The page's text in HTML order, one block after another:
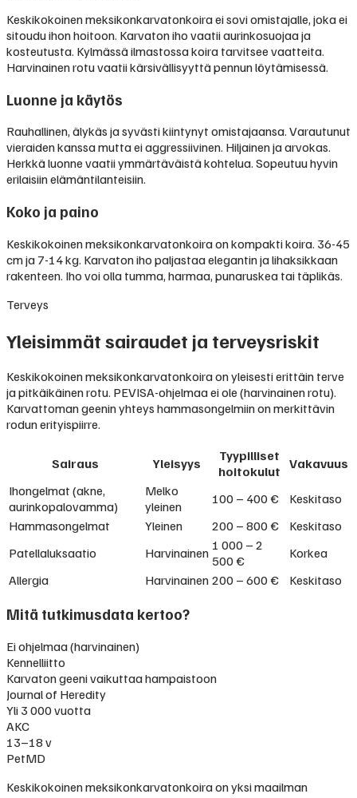
Keskikokoinen meksikonkarvatonkoira ei sovi omistajalle, joka ei
sitoudu ihon hoitoon. Karvaton iho vaatii aurinkosuojaa ja
kosteutusta. Kylmässä ilmastossa koira tarvitsee vaatteita.
Harvinainen rotu vaatii kärsivällisyyttä pennun löytämisessä.
Luonne ja käytös
Rauhallinen, älykäs ja syvästi kiintynyt omistajaansa. Varautunut
vieraiden kanssa mutta ei aggressiivinen. Hiljainen ja arvokas.
Herkkä luonne vaatii ymmärtäväistä kohtelua. Sopeutuu hyvin
erilaisiin elämäntilanteisiin.
Koko ja paino
Keskikokoinen meksikonkarvatonkoira on kompakti koira. 36-45
cm ja 7-14 kg. Karvaton iho paljastaa elegantin ja lihaksikkaan
rakenteen. Iho voi olla tumma, harmaa, punaruskea tai täplikäs.
Terveys
Yleisimmät sairaudet ja terveysriskit
Keskikokoinen meksikonkarvatonkoira on yleisesti erittäin terve
ja pitkäikäinen rotu. PEVISA-ohjelmaa ei ole (harvinainen rotu).
Karvattoman geenin yhteys hammasongelmiin on merkittävin
rodun erityispiirre.
Sairaus Yleisyys
Tyypilliset
hoitokulut Vakavuus
Ihongelmat (akne,
aurinkopalovamma)
Melko
yleinen
100 – 400 €
Keskitaso
Hammasongelmat
Yleinen 200 – 800 €
Keskitaso
Patellaluksaatio
Harvinainen 1 000 – 2
500 €
Korkea
Allergia
Harvinainen 200 – 600 € Keskitaso
Mitä tutkimusdata kertoo?
Ei ohjelmaa (harvinainen)
Kennelliitto
Karvaton geeni vaikuttaa hampaistoon
Journal of Heredity
Yli 3 000 vuotta
AKC
13–18 v
PetMD
Keskikokoinen meksikonkarvatonkoira on yksi maailman